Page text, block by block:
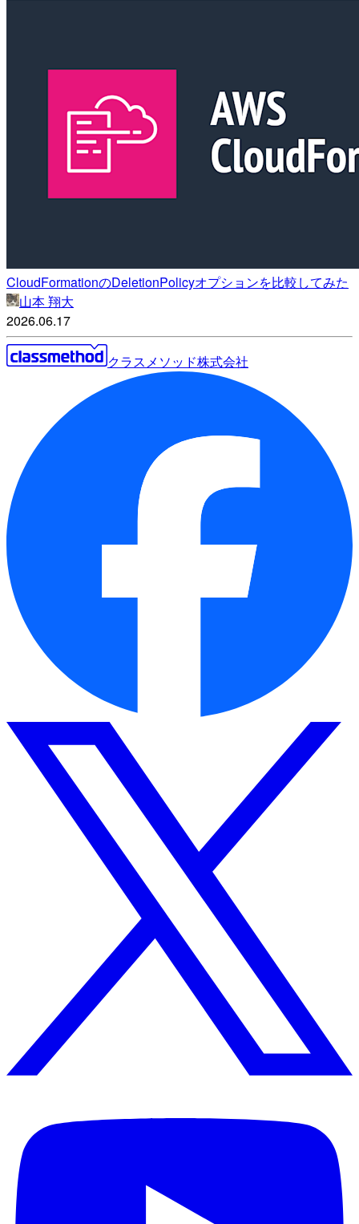
CloudFormationのDeletionPolicyオプションを比較してみた
山本 翔大
2026.06.17
クラスメソッド株式会社